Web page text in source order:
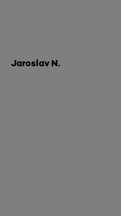
Jaroslav N.